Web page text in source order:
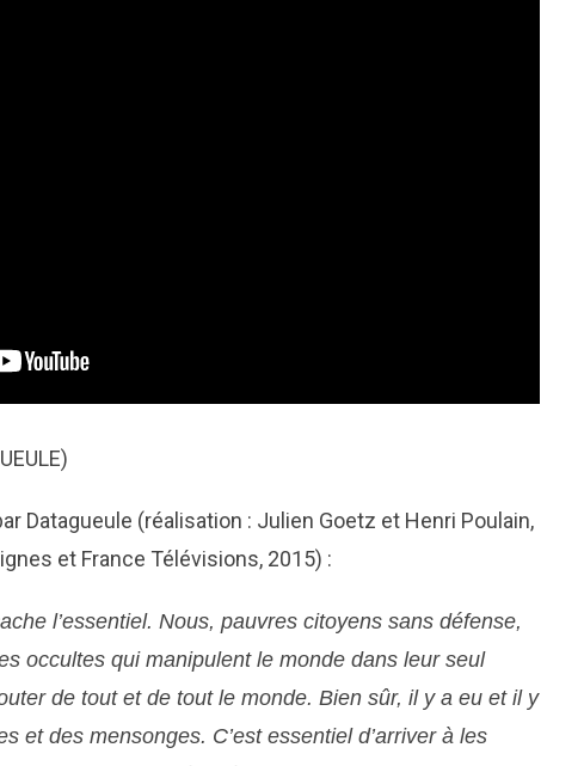
Datagueule (réalisation : Julien Goetz et Henri Poulain,
et France Télévisions, 2015) :
l’essentiel. Nous, pauvres citoyens sans défense,
occultes qui manipulent le monde dans leur seul
de tout et de tout le monde. Bien sûr, il y a eu et il y
et des mensonges. C’est essentiel d’arriver à les